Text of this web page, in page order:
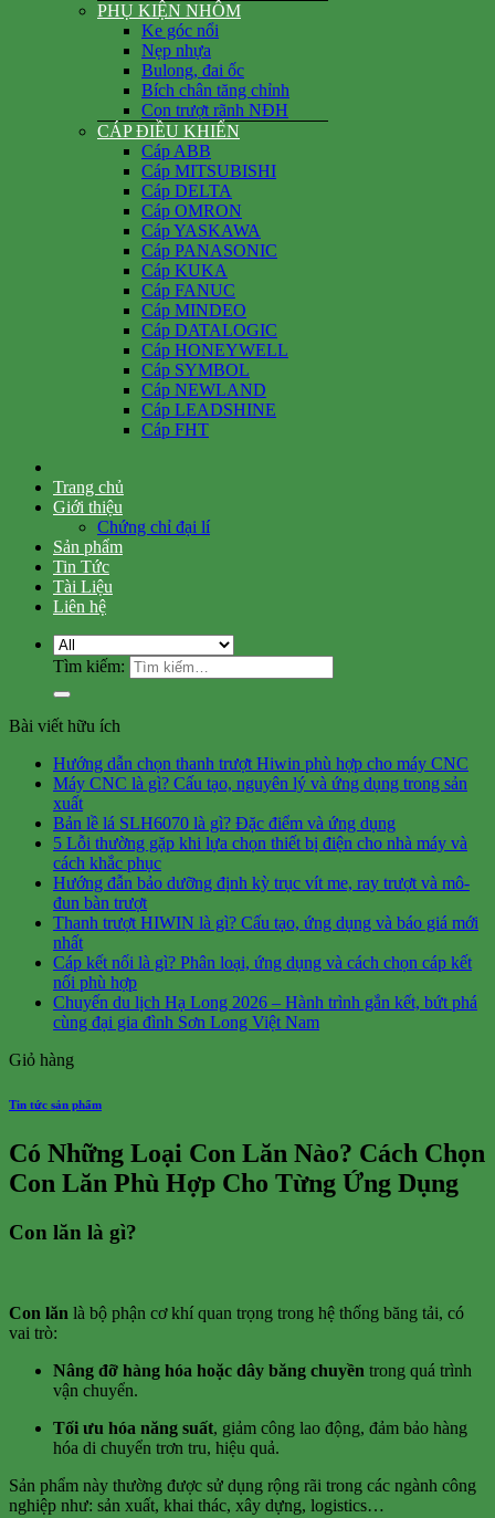
PHỤ KIỆN NHÔM
Ke góc nổi
Nẹp nhựa
Bulong, đai ốc
Bích chân tăng chỉnh
Con trượt rãnh NĐH
CÁP ĐIỀU KHIỂN
Cáp ABB
Cáp MITSUBISHI
Cáp DELTA
Cáp OMRON
Cáp YASKAWA
Cáp PANASONIC
Cáp KUKA
Cáp FANUC
Cáp MINDEO
Cáp DATALOGIC
Cáp HONEYWELL
Cáp SYMBOL
Cáp NEWLAND
Cáp LEADSHINE
Cáp FHT
Trang chủ
Giới thiệu
Chứng chỉ đại lí
Sản phẩm
Tin Tức
Tài Liệu
Liên hệ
Tìm kiếm:
Bài viết hữu ích
Hướng dẫn chọn thanh trượt Hiwin phù hợp cho máy CNC
Máy CNC là gì? Cấu tạo, nguyên lý và ứng dụng trong sản
xuất
Bản lề lá SLH6070 là gì? Đặc điểm và ứng dụng
5 Lỗi thường gặp khi lựa chọn thiết bị điện cho nhà máy và
cách khắc phục
Hướng đẫn bảo dưỡng định kỳ trục vít me, ray trượt và mô-
đun bàn trượt
Thanh trượt HIWIN là gì? Cấu tạo, ứng dụng và báo giá mới
nhất
Cáp kết nối là gì? Phân loại, ứng dụng và cách chọn cáp kết
nối phù hợp
Chuyến du lịch Hạ Long 2026 – Hành trình gắn kết, bứt phá
cùng đại gia đình Sơn Long Việt Nam
Giỏ hàng
Tin tức sản phẩm
Có Những Loại Con Lăn Nào? Cách Chọn
Con Lăn Phù Hợp Cho Từng Ứng Dụng
Con lăn là gì?
Con lăn là bộ phận cơ khí quan trọng trong hệ thống băng tải, có
vai trò:
Nâng đỡ hàng hóa hoặc dây băng chuyền trong quá trình
vận chuyển.
Tối ưu hóa năng suất, giảm công lao động, đảm bảo hàng
hóa di chuyển trơn tru, hiệu quả.
Sản phẩm này thường được sử dụng rộng rãi trong các ngành công
nghiệp như: sản xuất, khai thác, xây dựng, logistics…